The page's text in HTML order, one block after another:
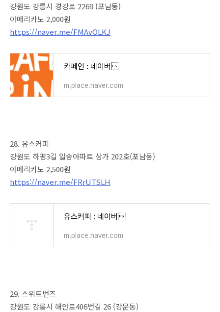
강원도 강릉시 경강로 2269 (포남동)
아메리카노 2,000원
https://naver.me/FMAvOLKJ
카페인 : 네이버
m.place.naver.com
28. 유스커피
강원도 하평3길 일송아파트 상가 202호(포남동)
아메리카노 2,500원
https://naver.me/FRrUTSLH
유스커피 : 네이버
m.place.naver.com
29. 스위트번즈
강원도 강릉시 해안로406번길 26 (강문동)